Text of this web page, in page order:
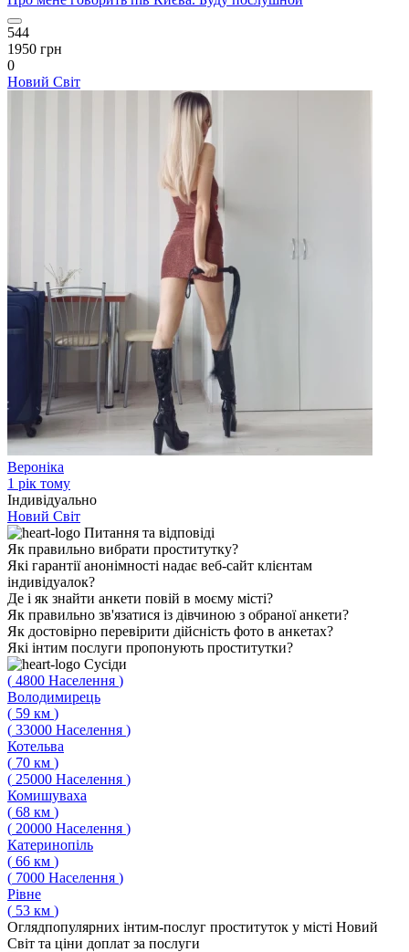
544
1950 грн
0
Новий Світ
Вероніка
1 рік тому
Індивідуально
Новий Світ
Питання та відповіді
Як правильно вибрати проститутку?
Які гарантії анонімності надає веб-сайт клієнтам
індивідуалок?
Де і як знайти анкети повій в моєму місті?
Як правильно зв'язатися із дівчиною з обраної анкети?
Як достовірно перевірити дійсність фото в анкетах?
Які інтим послуги пропонують проститутки?
Сусіди
( 4800 Населення )
Володимирець
( 59 км )
( 33000 Населення )
Котельва
( 70 км )
( 25000 Населення )
Комишуваха
( 68 км )
( 20000 Населення )
Катеринопіль
( 66 км )
( 7000 Населення )
Рівне
( 53 км )
Оглядпопулярних інтим-послуг проституток у місті Новий
Світ та ціни доплат за послуги